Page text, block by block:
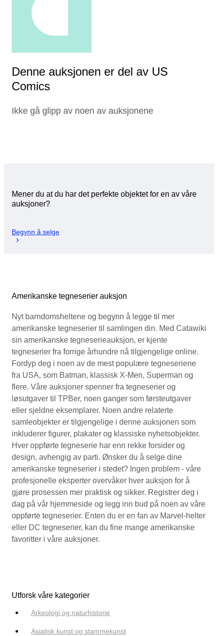
Denne auksjonen er del av US
Comics
Ikke gå glipp av noen av auksjonene
Mener du at du har det perfekte objektet for en av våre
auksjoner?
Begynn å selge
Amerikanske tegneserier auksjon
Nyt barndomsheltene og begynn å legge til mer
amerikanske tegneserier til samlingen din. Med Catawiki
sin amerikanske tegneserieauksjon, er kjente
tegneserier fra forrige århundre nå tilgjengelige online.
Fordyp deg i noen av de mest populære tegneseriene
fra USA, som Batman, klassisk X-Men, Superman og
flere. Våre auksjoner spenner fra tegneserier og
løsutgaver til TPBer, noen ganger som førsteutgaver
eller sjeldne eksemplarer. Noen andre relaterte
samleobjekter er tilgjengelige i denne auksjonen som
inkluderer figurer, plakater og klassiske nyhetsobjekter.
Hver oppførte tegneserie har enn rekke forsider og
design, avhengig av parti. Ønsker du å selge dine
amerikanske tegneserier i stedet? Ingen problem - våre
profesjonelle eksperter overvåker hver auksjon for å
gjøre prosessen mer praktisk og sikker. Registrer deg i
dag på vår hjemmeside og legg inn bud på noen av våre
oppførte tegneserier. Enten du er en fan av Marvel-helter
eller DC tegneserier, kan du fine mange amerikanske
favoritter i våre auksjoner.
Utforsk våre kategorier
Arkeologi og naturhistorie
Asiatisk kunst og stammekunst